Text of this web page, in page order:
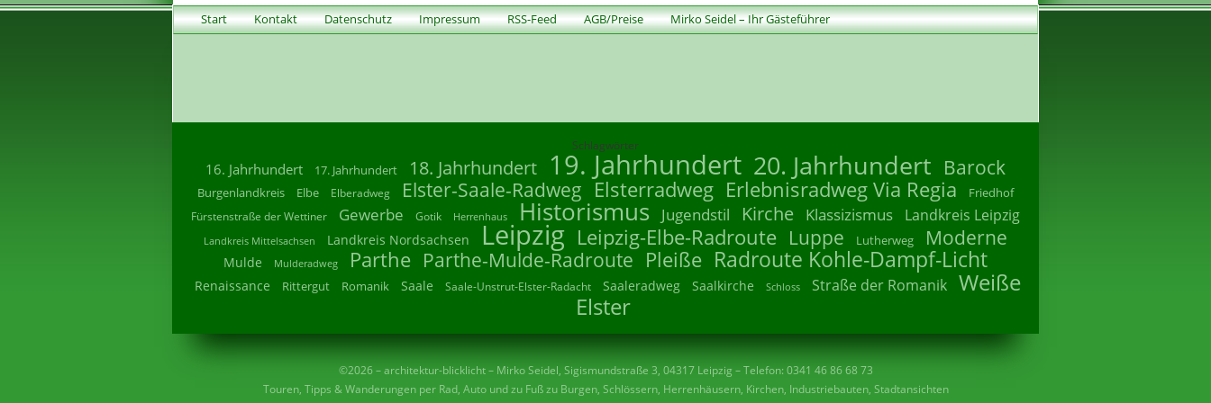
Start Kontakt Datenschutz Impressum RSS-Feed AGB/Preise Mirko Seidel – Ihr Gästeführer
Schlagwörter
16. Jahrhundert 17. Jahrhundert 18. Jahrhundert 19. Jahrhundert 20. Jahrhundert Barock
Burgenlandkreis Elbe Elberadweg Elster-Saale-Radweg Elsterradweg Erlebnisradweg Via Regia Friedhof
Fürstenstraße der Wettiner Gewerbe Gotik Herrenhaus Historismus Jugendstil Kirche Klassizismus Landkreis Leipzig
Landkreis Mittelsachsen Landkreis Nordsachsen Leipzig Leipzig-Elbe-Radroute Luppe Lutherweg Moderne
Mulde Mulderadweg Parthe Parthe-Mulde-Radroute Pleiße Radroute Kohle-Dampf-Licht
Renaissance Rittergut Romanik Saale Saale-Unstrut-Elster-Radacht Saaleradweg Saalkirche Schloss Straße der Romanik Weiße
Elster
©2026 – architektur-blicklicht – Mirko Seidel, Sigismundstraße 3, 04317 Leipzig – Telefon: 0341 46 86 68 73
Touren, Tipps & Wanderungen per Rad, Auto und zu Fuß zu Burgen, Schlössern, Herrenhäusern, Kirchen, Industriebauten, Stadtansichten